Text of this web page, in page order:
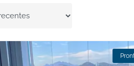
por